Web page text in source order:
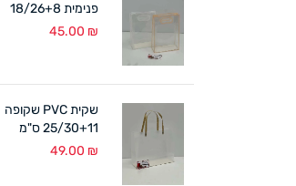
פנימית 18/26+8
ס"מ (10 במארז)45.00 ₪
שקית PVC שקופה
25/30+11 ס"מ
49.00 ₪